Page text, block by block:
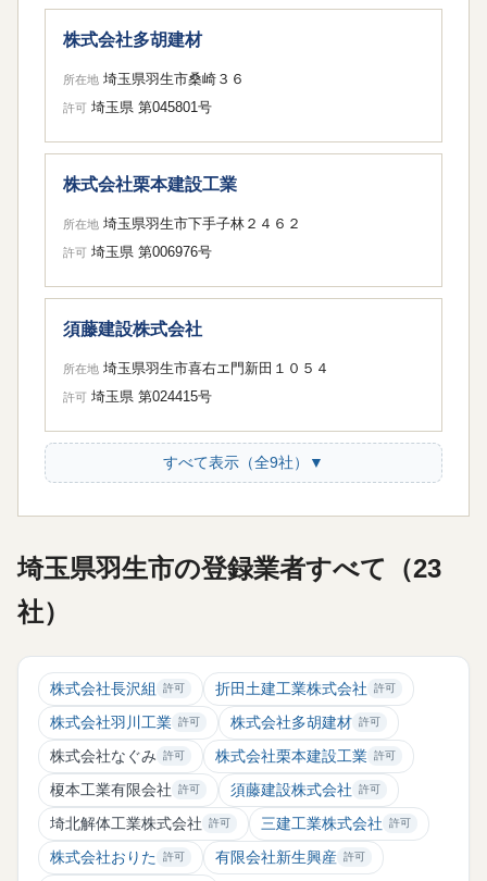
株式会社多胡建材
所在地 埼玉県羽生市桑崎３６
許可 埼玉県 第045801号
株式会社栗本建設工業
所在地 埼玉県羽生市下手子林２４６２
許可 埼玉県 第006976号
須藤建設株式会社
所在地 埼玉県羽生市喜右エ門新田１０５４
許可 埼玉県 第024415号
すべて表示（全9社）▼
埼玉県羽生市の登録業者すべて（23
社）
株式会社長沢組 許可 折田土建工業株式会社 許可
株式会社羽川工業 許可 株式会社多胡建材 許可
株式会社なぐみ 許可 株式会社栗本建設工業 許可
榎本工業有限会社 許可 須藤建設株式会社 許可
埼北解体工業株式会社 許可 三建工業株式会社 許可
株式会社おりた 許可 有限会社新生興産 許可